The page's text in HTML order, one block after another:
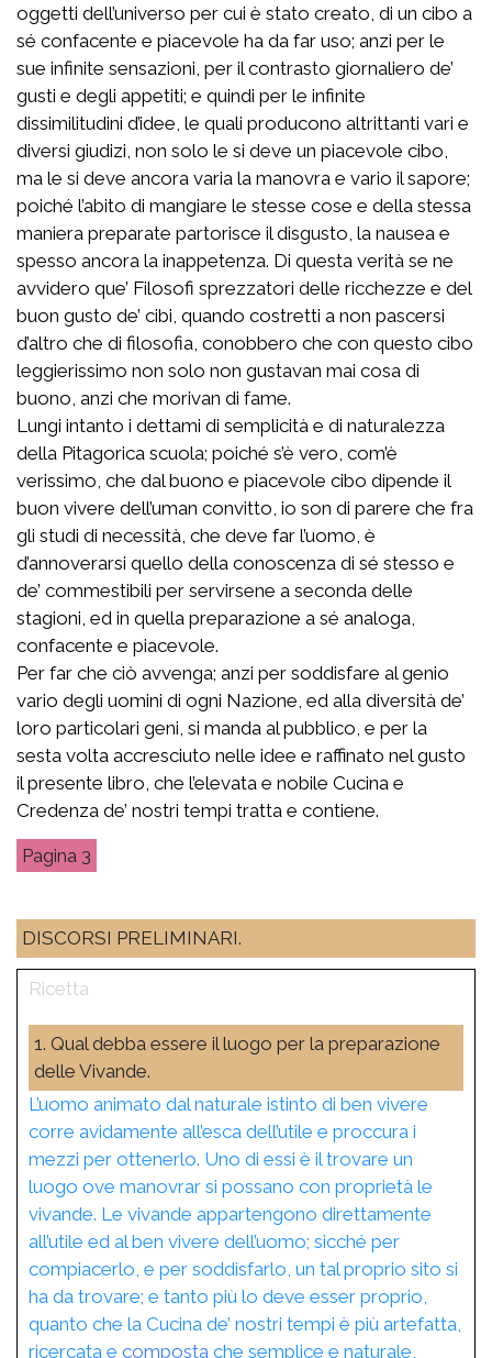
oggetti dell’universo per cui è stato creato, di un cibo a
sé confacente e piacevole ha da far uso; anzi per le
sue infinite sensazioni, per il contrasto giornaliero de’
gusti e degli appetiti; e quindi per le infinite
dissimilitudini d’idee, le quali producono altrittanti vari e
diversi giudizi, non solo le si deve un piacevole cibo,
ma le si deve ancora varia la manovra e vario il sapore;
poiché l’abito di mangiare le stesse cose e della stessa
maniera preparate partorisce il disgusto, la nausea e
spesso ancora la inappetenza. Di questa verità se ne
avvidero que’ Filosofi sprezzatori delle ricchezze e del
buon gusto de’ cibi, quando costretti a non pascersi
d’altro che di filosofia, conobbero che con questo cibo
leggierissimo non solo non gustavan mai cosa di
buono, anzi che morivan di fame.
Lungi intanto i dettami di semplicità e di naturalezza
della Pitagorica scuola; poiché s’è vero, com’è
verissimo, che dal buono e piacevole cibo dipende il
buon vivere dell’uman convitto, io son di parere che fra
gli studi di necessità, che deve far l’uomo, è
d’annoverarsi quello della conoscenza di sé stesso e
de’ commestibili per servirsene a seconda delle
stagioni, ed in quella preparazione a sé analoga,
confacente e piacevole.
Per far che ciò avvenga; anzi per soddisfare al genio
vario degli uomini di ogni Nazione, ed alla diversità de’
loro particolari geni, si manda al pubblico, e per la
sesta volta accresciuto nelle idee e raffinato nel gusto
il presente libro, che l’elevata e nobile Cucina e
Credenza de’ nostri tempi tratta e contiene.
3
DISCORSI PRELIMINARI.
1. Qual debba essere il luogo per la preparazione
delle Vivande.
L’uomo animato dal naturale istinto di ben vivere
corre avidamente all’esca dell’utile e proccura i
mezzi per ottenerlo. Uno di essi è il trovare un
luogo ove manovrar si possano con proprietà le
vivande. Le vivande appartengono direttamente
all’utile ed al ben vivere dell’uomo; sicché per
compiacerlo, e per soddisfarlo, un tal proprio sito si
ha da trovare; e tanto più lo deve esser proprio,
quanto che la Cucina de’ nostri tempi è più artefatta,
ricercata e composta che semplice e naturale,